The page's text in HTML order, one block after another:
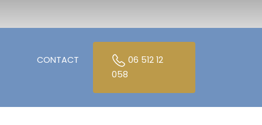
CONTACT
06 512 12
058